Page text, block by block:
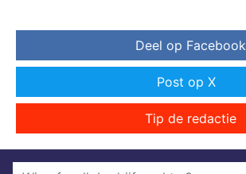
Deel op Facebook
Post op X
Tip de redactie